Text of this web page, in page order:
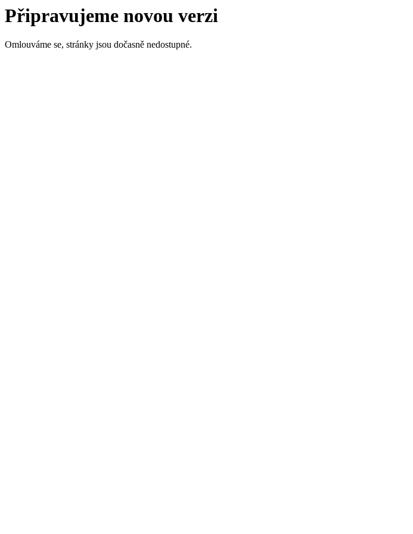
Připravujeme novou verzi
Omlouváme se, stránky jsou dočasně nedostupné.